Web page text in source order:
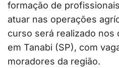
formação de
atuar nas operações
curso será realizado nos
em Tanabi (SP), com
moradores da região.